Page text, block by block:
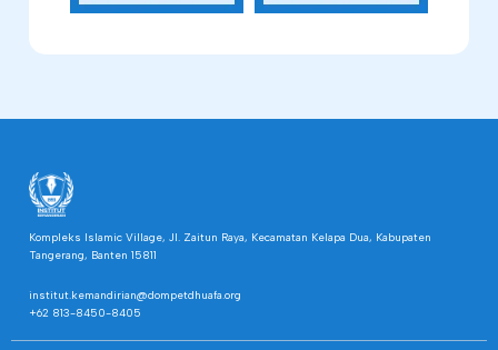
Kompleks Islamic Village, Jl. Zaitun Raya, Kecamatan Kelapa Dua, Kabupaten
Tangerang, Banten 15811
institut.kemandirian@dompetdhuafa.org
+62 813-8450-8405